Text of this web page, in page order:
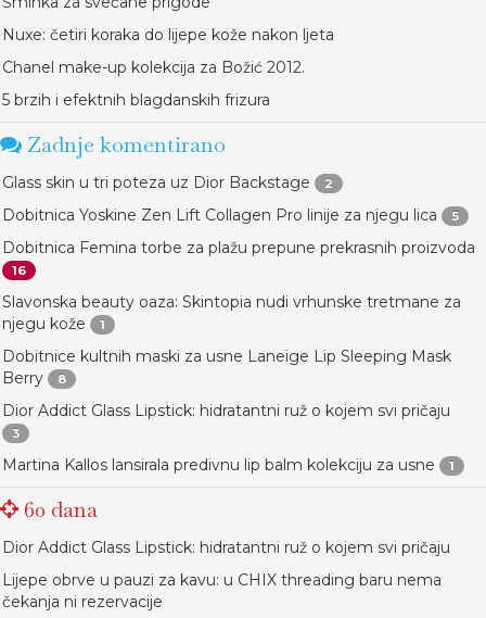
Nuxe: četiri koraka do lijepe kože nakon ljeta
Chanel make-up kolekcija za Božić 2012.
5 brzih i efektnih blagdanskih frizura
Zadnje komentirano
Glass skin u tri poteza uz Dior Backstage 2
Dobitnica Yoskine Zen Lift Collagen Pro linije za njegu lica 5
Dobitnica Femina torbe za plažu prepune prekrasnih proizvoda
16
Slavonska beauty oaza: Skintopia nudi vrhunske tretmane za
njegu kože
1
Dobitnice kultnih maski za usne Laneige Lip Sleeping Mask
Berry
8
Dior Addict Glass Lipstick: hidratantni ruž o kojem svi pričaju
3
Martina Kallos lansirala predivnu lip balm kolekciju za usne 1
60 dana
Dior Addict Glass Lipstick: hidratantni ruž o kojem svi pričaju
Lijepe obrve u pauzi za kavu: u CHIX threading baru nema
čekanja ni rezervacije